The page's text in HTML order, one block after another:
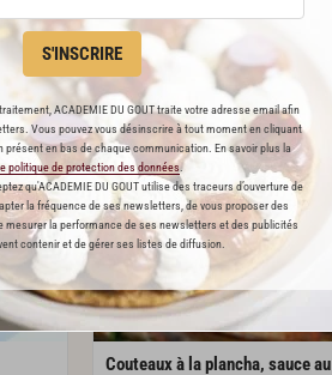
S'INSCRIRE
ACADEMIE DU GOUT traite votre adresse email afin
Vous pouvez vous désinscrire à tout moment en cliquant
présent en bas de chaque communication. En savoir plus la
politique de protection des données.
qu'ACADEMIE DU GOUT utilise des traceurs d’ouverture de
la fréquence de ses newsletters, de vous proposer des
mesurer la performance de ses newsletters et des publicités
contenir et de gérer ses listes de diffusion.
Par
LA RÉDACTION
Couteaux à la plancha, sauce au